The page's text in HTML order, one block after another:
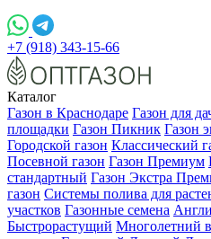
+7 (918) 343-15-66
Каталог
Газон в Краснодаре Газон для
площадки Газон Пикник Газон
Городской газон Классический
Посевной газон Газон Премиум
стандартный Газон Экстра
газон Системы полива для
участков Газонные семена
Быстрорастущий Многолетний